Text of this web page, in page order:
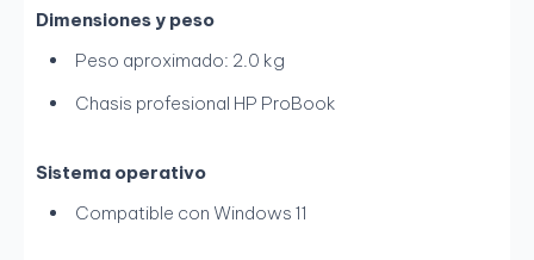
Dimensiones y peso
Peso aproximado: 2.0 kg
Chasis profesional HP ProBook
Sistema operativo
Compatible con Windows 11